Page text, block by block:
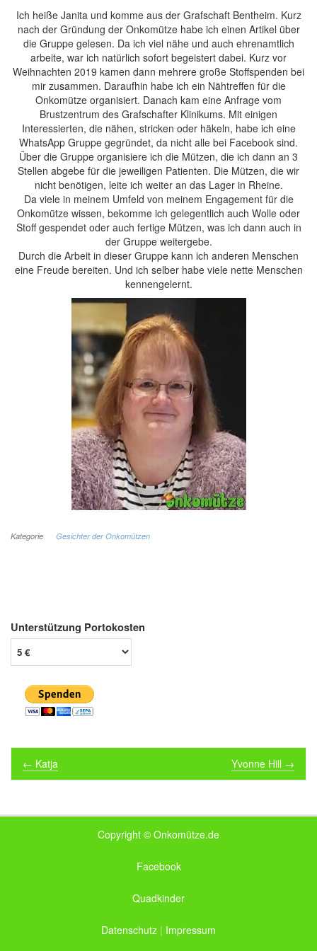
Ich heiße Janita und komme aus der Grafschaft Bentheim. Kurz
nach der Gründung der Onkomütze habe ich einen Artikel über
die Gruppe gelesen. Da ich viel nähe und auch ehrenamtlich
arbeite, war ich natürlich sofort begeistert dabei. Kurz vor
Weihnachten 2019 kamen dann mehrere große Stoffspenden bei
mir zusammen. Daraufhin habe ich ein Nähtreffen für die
Onkomütze organisiert. Danach kam eine Anfrage vom
Brustzentrum des Grafschafter Klinikums. Mit einigen
Interessierten, die nähen, stricken oder häkeln, habe ich eine
WhatsApp Gruppe gegründet, da nicht alle bei Facebook sind.
Über die Gruppe organisiere ich die Mützen, die ich dann an 3
Stellen abgebe für die jeweiligen Patienten. Die Mützen, die wir
nicht benötigen, leite ich weiter an das Lager in Rheine.
Da viele in meinem Umfeld von meinem Engagement für die
Onkomütze wissen, bekomme ich gelegentlich auch Wolle oder
Stoff gespendet oder auch fertige Mützen, was ich dann auch in
der Gruppe weitergebe.
Durch die Arbeit in dieser Gruppe kann ich anderen Menschen
eine Freude bereiten. Und ich selber habe viele nette Menschen
kennengelernt.
Kategorie Gesichter der Onkomützen
Unterstützung Portokosten
Post navigation
← Katja Yvonne Hill →
Copyright © Onkomütze.de
Facebook
Quadkinder
Datenschutz | Impressum